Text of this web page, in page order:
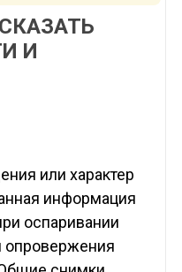
И
или характер
информация
оспаривании
опровержения